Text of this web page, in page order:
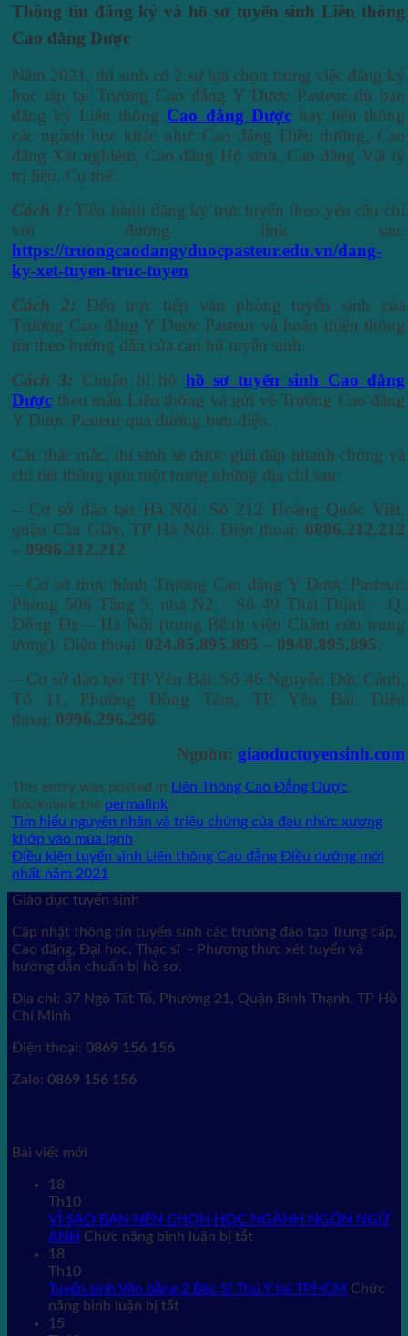
Thông tin đăng ký và hồ sơ tuyển sinh Liên thông
Cao đẳng Dược
Năm 2021, thí sinh có 2 sự lựa chọn trong việc đăng ký
học tập tại Trường Cao đẳng Y Dược Pasteur dù bạn
đăng ký Liên thông Cao đẳng Dượchay liên thông
các ngành học khác như: Cao đẳng Điều dưỡng, Cao
đẳng Xét nghiệm, Cao đẳng Hộ sinh, Cao đẳng Vật lý
trị liệu. Cụ thể:
Cách 1: Tiến hành đăng ký trực tuyến theo yêu cầu chỉ
với đường link sau:
https://truongcaodangyduocpasteur.edu.vn/dang-
ky-xet-tuyen-truc-tuyen
Cách 2: Đến trực tiếp văn phòng tuyển sinh của
Trường Cao đẳng Y Dược Pasteur và hoản thiện thông
tin theo hướng dẫn của cán bộ tuyển sinh.
Cách 3: Chuẩn bị bộ hồ sơ tuyển sinh Cao đẳng
Dược theo mẫu Liên thông và gửi về Trường Cao đẳng
Y Dược Pasteur qua đường bưu điện.
Các thắc mắc, thí sinh sẽ được giải đáp nhanh chóng và
chi tiết thông qua một trong những địa chỉ sau:
– Cơ sở đào tạo Hà Nội: Số 212 Hoàng Quốc Việt,
quận Cầu Giấy, TP Hà Nội. Điện thoại: 0886.212.212
– 0996.212.212.
– Cơ sở thực hành Trường Cao đẳng Y Dược Pasteur:
Phòng 506 Tầng 5, nhà N2 – Số 49 Thái Thịnh – Q.
Đống Đa – Hà Nội (trong Bệnh viện Châm cứu trung
ương). Điện thoại: 024.85.895.895 – 0948.895.895.
– Cơ sở đào tạo TP Yên Bái: Số 46 Nguyễn Đức Cảnh,
Tổ 11, Phường Đồng Tâm, TP. Yên Bái. Điện
thoại: 0996.296.296
Nguồn: giaoductuyensinh.com
This entry was posted in Liên Thông Cao Đẳng Dược.
Bookmark the permalink.
Tìm hiểu nguyên nhân và triệu chứng của đau nhức xương
khớp vào mùa lạnh
Điều kiện tuyển sinh Liên thông Cao đẳng Điều dưỡng mới
nhất năm 2021
Giáo dục tuyển sinh
Cập nhật thông tin tuyển sinh các trường đào tạo Trung cấp,
Cao đăng, Đại học, Thạc sĩ - Phương thức xét tuyển và
hướng dẫn chuẩn bị hồ sơ.
Địa chỉ: 37 Ngô Tất Tố, Phường 21, Quận Bình Thạnh, TP Hồ
Chí Minh
Điện thoại: 0869 156 156
Zalo: 0869 156 156
Bài viết mới
18
Th10
VÌ SAO BẠN NÊN CHỌN HỌC NGÀNH NGÔN NGỮ
ANH Chức năng bình luận bị tắt
BẠN
18
Th10
Tuyển sinh Văn bằng 2 Bác Sĩ Thú Y tại TPHCM Chức
năng bình luận bị tắt
15